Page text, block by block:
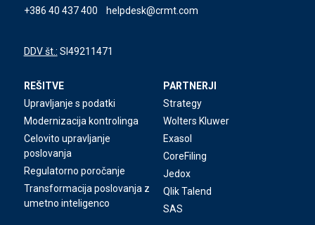
+386 40 437 400
helpdesk@crmt.com
DDV št.: SI49211471
REŠITVE
Upravljanje s podatki
Modernizacija kontrolinga
Celovito upravljanje
poslovanja
Regulatorno poročanje
Transformacija poslovanja z
umetno inteligenco
PARTNERJI
Strategy
Wolters Kluwer
Exasol
CoreFiling
Jedox
Qlik Talend
SAS